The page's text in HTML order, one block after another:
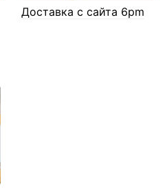
Доставка с сайта 6pm